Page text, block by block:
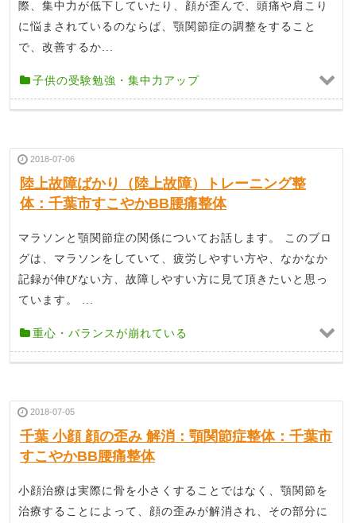
際、集中力が低下していたり、顔が歪んで、頭痛や肩こり
に悩まされているのならば、顎関節症の調整をすること
で、改善するか...
子供の受験勉強・集中力アップ
2018-07-06
陸上故障ばかり（陸上故障）トレーニング整
体：千葉市すこやかBB腰痛整体
マラソンと顎関節症の関係についてお話します。 このブロ
グは、マラソンをしていて、疲労しやすい方や、なかなか
記録が伸びない方、故障しやすい方に見て頂きたいと思っ
ています。 ...
重心・バランスが崩れている
2018-07-05
千葉 小顔 顔の歪み 解消：顎関節症整体：千葉市
すこやかBB腰痛整体
小顔治療は実際に骨を小さくすることではなく、顎関節を
治療することによって、顔の歪みが解消され、その部分に